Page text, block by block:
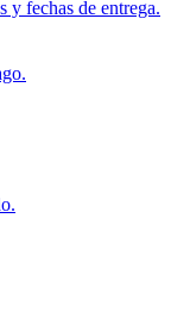
y fechas de entrega.